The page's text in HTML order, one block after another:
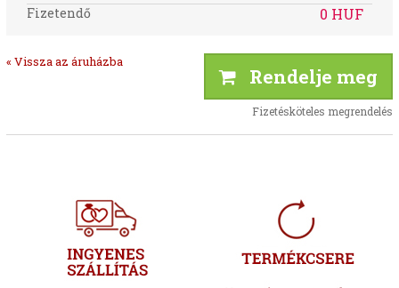
Fizetendő 0 HUF
« Vissza az áruházba
Rendelje meg
Fizetésköteles megrendelés